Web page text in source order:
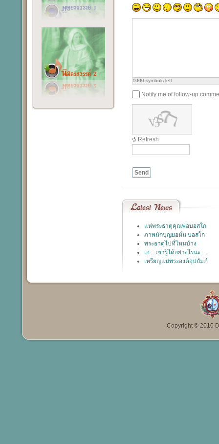
1000 symbols left
Notify me of follow-up
Refresh
Send
Latest News
แห่พระธาตุคุณพ่อบอสโก
ภาพนักบุญยอห์น บอสโก
พระธาตุไปที่ไหนบ้าง
เอ....เขารู้ได้อย่างไรนะ.....
เหรียญแม่พระองค์อุปถัมภ์
Copyright © 2010